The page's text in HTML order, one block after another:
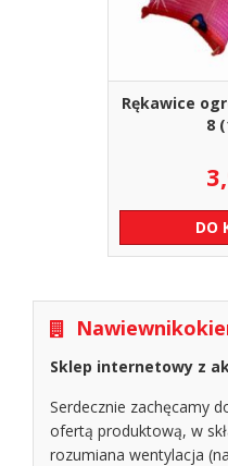
Rękawice
8
DO
Sklep internetowy z
Serdecznie zachęcamy
ofertą produktową, w
rozumiana wentylacja